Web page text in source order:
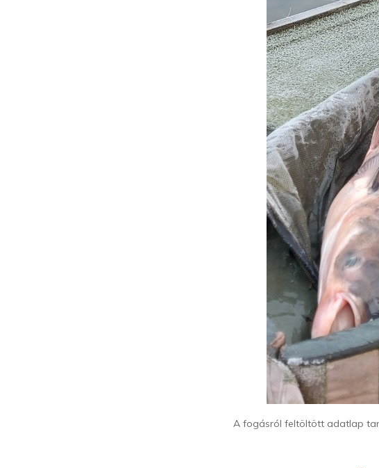
A fogásról feltöltött adatlap